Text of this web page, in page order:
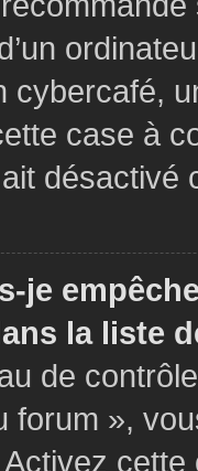
cybercafé,
case à
désactivé
je
la liste
de
forum »,
Activez